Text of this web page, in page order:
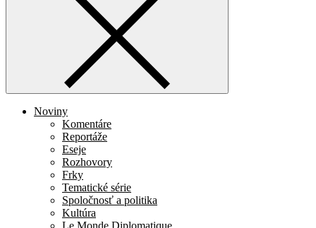
Noviny
Komentáre
Reportáže
Eseje
Rozhovory
Frky
Tematické série
Spoločnosť a politika
Kultúra